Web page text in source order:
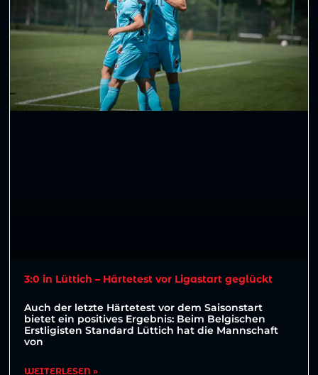
3:0 in Lüttich – Härtetest vor Ligastart geglückt
Auch der letzte Härtetest vor dem Saisonstart
bietet ein positives Ergebnis: Beim Belgischen
Erstligisten Standard Lüttich hat die Mannschaft
von
WEITERLESEN »